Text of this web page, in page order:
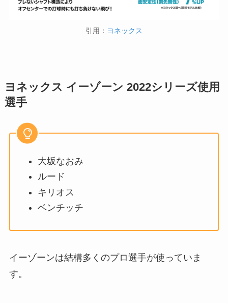
引用： ヨネックス
ヨネックス イーゾーン 2022シリーズ使用
選手
大坂なおみ
ルード
キリオス
ベンチッチ
イーゾーンは結構多くのプロ選手が使っていま
す。